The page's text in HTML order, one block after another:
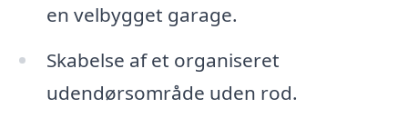
en velbygget garage.
Skabelse af et organiseret
udendørsområde uden rod.